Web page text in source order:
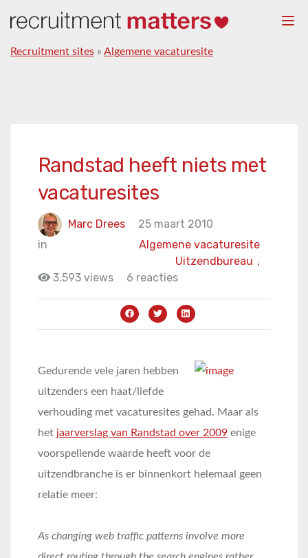
Recruitment sites » Algemene vacaturesite
Randstad heeft niets met
vacaturesites
Marc Drees
25 maart 2010
in
Algemene vacaturesite
Uitzendbureau ,
3.593 views
6 reacties
Gedurende vele jaren hebben
uitzenders een haat/liefde
verhouding met vacaturesites gehad. Maar als
het jaarverslag van Randstad over 2009 enige
voorspellende waarde heeft voor de
uitzendbranche is er binnenkort helemaal geen
relatie meer:
As changing web traffic patterns involve more